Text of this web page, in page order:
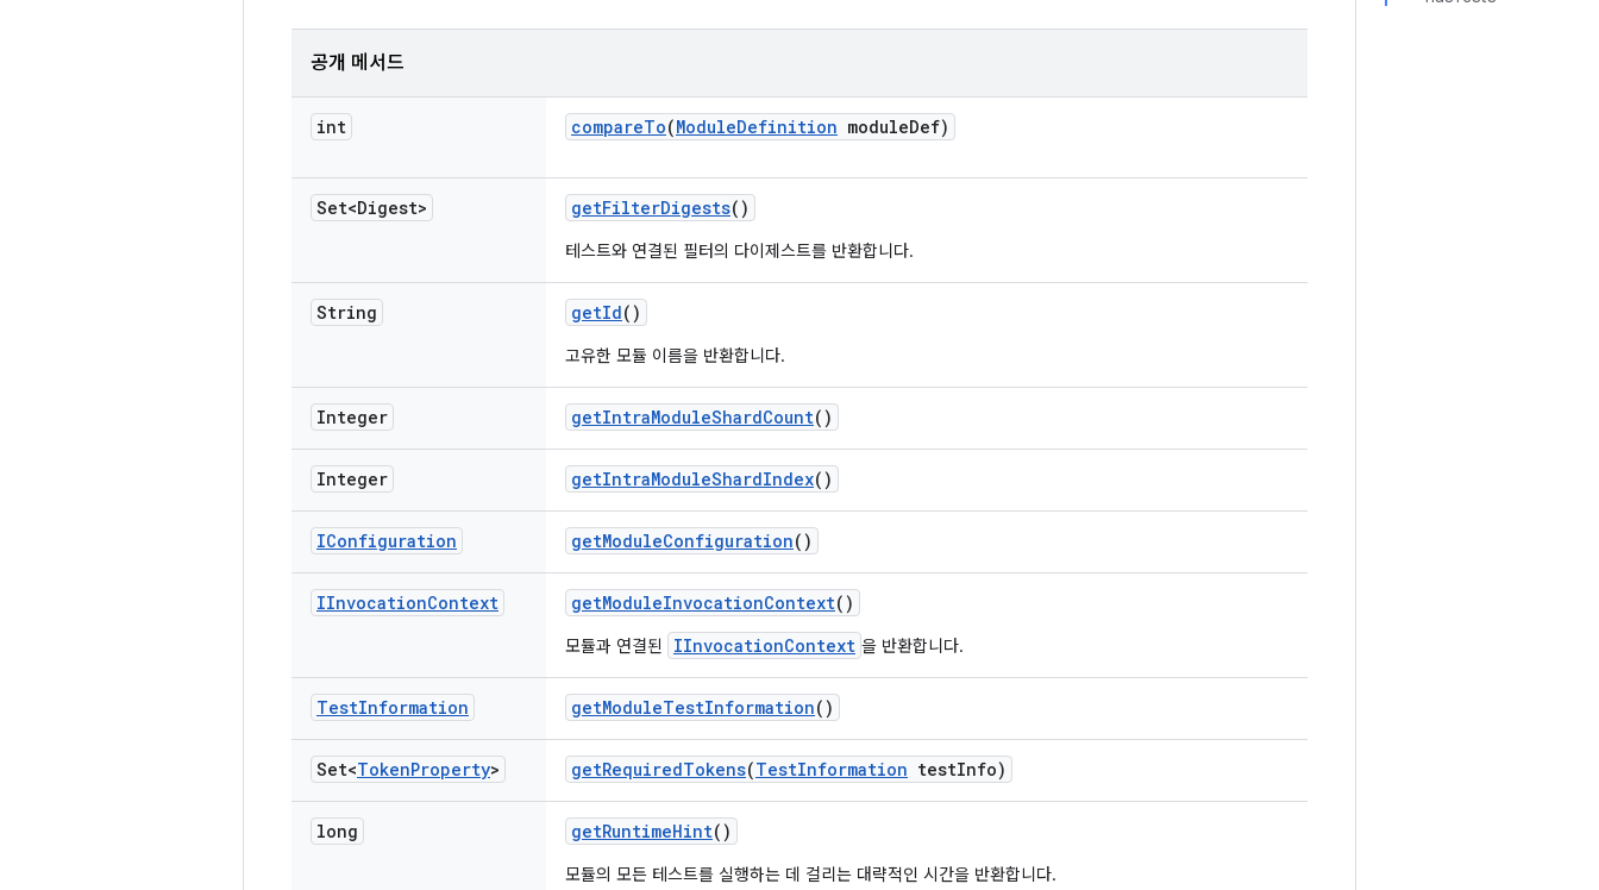
공개 메서드
int compareTo(ModuleDefinition moduleDef)
Set<Digest> getFilterDigests()
테스트와 연결된 필터의 다이제스트를 반환합니다.
String getId()
고유한 모듈 이름을 반환합니다.
Integer getIntraModuleShardCount()
Integer getIntraModuleShardIndex()
IConfiguration getModuleConfiguration()
IInvocationContext getModuleInvocationContext()
모듈과 연결된 IInvocationContext 을 반환합니다.
TestInformation getModuleTestInformation()
Set<TokenProperty> getRequiredTokens(TestInformation testInfo)
long getRuntimeHint()
모듈의 모든 테스트를 실행하는 데 걸리는 대략적인 시간을 반환합니다.